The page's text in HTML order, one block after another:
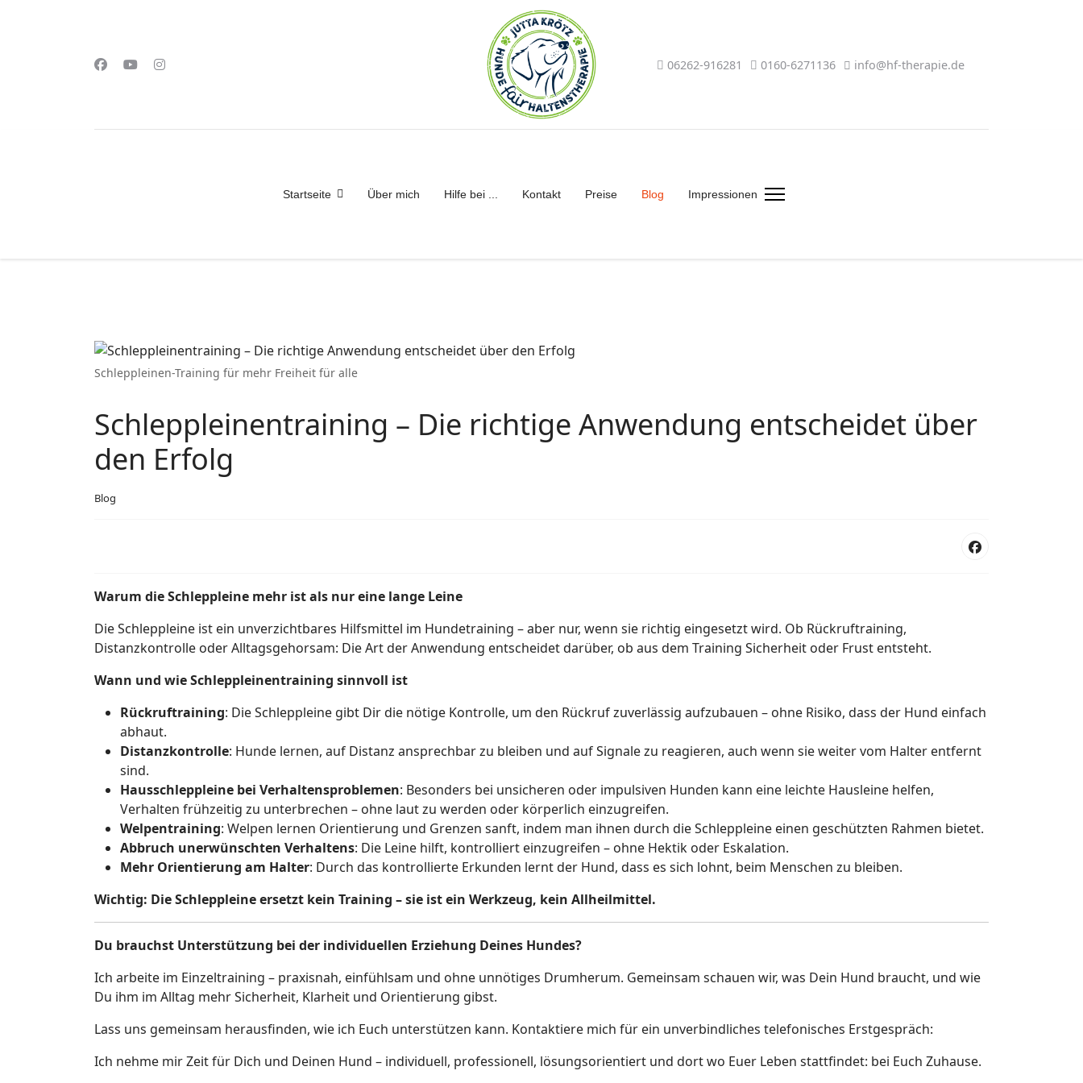
06262-916281 0160-6271136 info@hf-therapie.de
Startseite Über mich Hilfe bei ... Kontakt Preise Blog Impressionen
Schleppleinen-Training für mehr Freiheit für alle
Schleppleinentraining – Die richtige Anwendung entscheidet über
den Erfolg
Blog
Warum die Schleppleine mehr ist als nur eine lange Leine
Die Schleppleine ist ein unverzichtbares Hilfsmittel im Hundetraining – aber nur, wenn sie richtig eingesetzt wird. Ob Rückruftraining,
Distanzkontrolle oder Alltagsgehorsam: Die Art der Anwendung entscheidet darüber, ob aus dem Training Sicherheit oder Frust entsteht.
Wann und wie Schleppleinentraining sinnvoll ist
Rückruftraining: Die Schleppleine gibt Dir die nötige Kontrolle, um den Rückruf zuverlässig aufzubauen – ohne Risiko, dass der Hund einfach
abhaut.
Distanzkontrolle: Hunde lernen, auf Distanz ansprechbar zu bleiben und auf Signale zu reagieren, auch wenn sie weiter vom Halter entfernt
sind.
Hausschleppleine bei Verhaltensproblemen: Besonders bei unsicheren oder impulsiven Hunden kann eine leichte Hausleine helfen,
Verhalten frühzeitig zu unterbrechen – ohne laut zu werden oder körperlich einzugreifen.
Welpentraining: Welpen lernen Orientierung und Grenzen sanft, indem man ihnen durch die Schleppleine einen geschützten Rahmen bietet.
Abbruch unerwünschten Verhaltens: Die Leine hilft, kontrolliert einzugreifen – ohne Hektik oder Eskalation.
Mehr Orientierung am Halter: Durch das kontrollierte Erkunden lernt der Hund, dass es sich lohnt, beim Menschen zu bleiben.
Wichtig: Die Schleppleine ersetzt kein Training – sie ist ein Werkzeug, kein Allheilmittel.
Du brauchst Unterstützung bei der individuellen Erziehung Deines Hundes?
Ich arbeite im Einzeltraining – praxisnah, einfühlsam und ohne unnötiges Drumherum. Gemeinsam schauen wir, was Dein Hund braucht, und wie
Du ihm im Alltag mehr Sicherheit, Klarheit und Orientierung gibst.
Lass uns gemeinsam herausfinden, wie ich Euch unterstützen kann. Kontaktiere mich für ein unverbindliches telefonisches Erstgespräch:
Ich nehme mir Zeit für Dich und Deinen Hund – individuell, professionell, lösungsorientiert und dort wo Euer Leben stattfindet: bei Euch Zuhause.